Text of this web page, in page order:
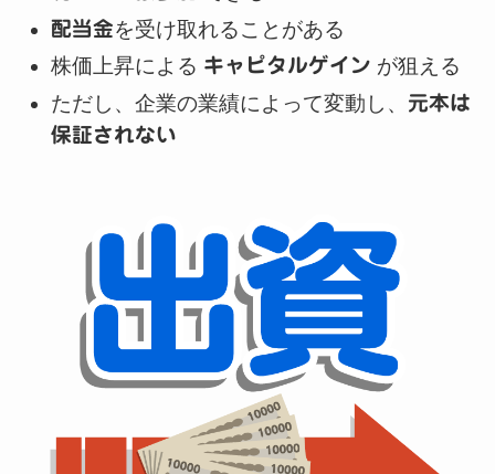
配当金を受け取れることがある
株価上昇による キャピタルゲイン が狙える
ただし、企業の業績によって変動し、 元本は
保証されない